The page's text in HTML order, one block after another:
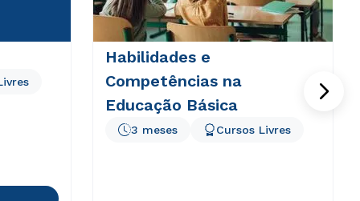
Habilidades e
Competências na
Educação Básica
3 meses Cursos Livres